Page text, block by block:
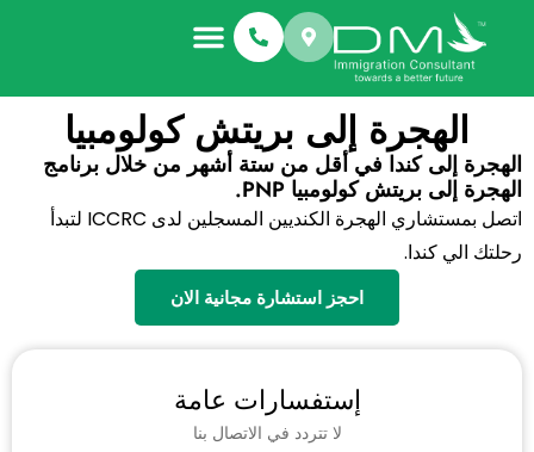
الهجرة إلى بريتش كولومبيا
الهجرة إلى كندا في أقل من ستة أشهر من خلال برنامج
الهجرة إلى بريتش كولومبيا PNP.
اتصل بمستشاري الهجرة الكنديين المسجلين لدى ICCRC لتبدأ
رحلتك الي كندا.
احجز استشارة مجانية الان
إستفسارات عامة
لا تتردد في الاتصال بنا